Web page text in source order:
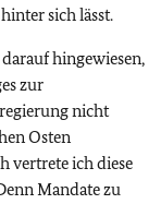
sich lässt.
hingewiesen,
zur
nicht
Osten
vertrete ich diese
Mandate zu